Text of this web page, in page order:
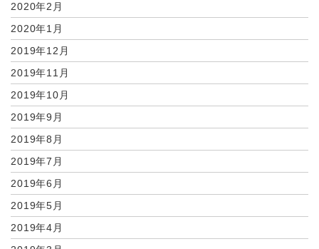
2020年2月
2020年1月
2019年12月
2019年11月
2019年10月
2019年9月
2019年8月
2019年7月
2019年6月
2019年5月
2019年4月